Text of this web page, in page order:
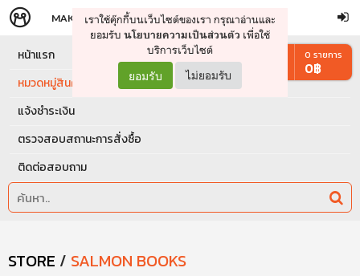
จัดการรถเข็น ดำเนินการต่อ
MAKERS STORE
เราใช้คุ๊กกี้บนเว็บไซต์ของเรา กรุณาอ่านและ
ยอมรับ นโยบายความเป็นส่วนตัว เพื่อใช้
บริการเว็บไซต์
ยอมรับ ไม่ยอมรับ
หน้าแรก
หมวดหมู่สินค้า
แจ้งชำระเงิน
ตรวจสอบสถานะการสั่งซื้อ
ติดต่อสอบถาม
0 รายการ
0฿
STORE / SALMON BOOKS